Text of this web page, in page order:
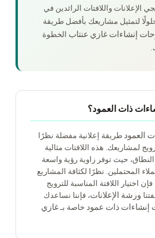
الإعلانات واللافتات الرائدين في
حلولًا لتمثيل مشاريعك بأفضل طريقة
إنشاءات غازي عنتاب الخطوة
ذات العمود؟
العمود طريقة إعلانية مفضلة نظرًا
لمشاريعك. هذه اللافتات مثالية
حيث توفر زاوية رؤية واسعة
المحتملين. نظرًا لكثافة المشاريع
فإن اختيار اللافتة المناسبة للترويج
ورشة الإعلانات، فإننا نساعدك
إنشاءات ذات عمود خاصة بـ غازي